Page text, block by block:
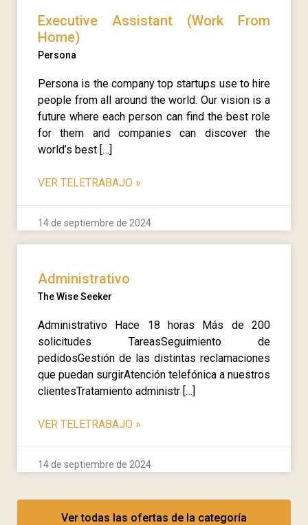
Executive Assistant (Work From
Home)
Persona
Persona is the company top startups use to hire
people from all around the world. Our vision is a
future where each person can find the best role
for them and companies can discover the
world’s best […]
VER TELETRABAJO »
14 de septiembre de 2024
Administrativo
The Wise Seeker
Administrativo Hace 18 horas Más de 200
solicitudes TareasSeguimiento de
pedidosGestión de las distintas reclamaciones
que puedan surgirAtención telefónica a nuestros
clientesTratamiento administr […]
VER TELETRABAJO »
14 de septiembre de 2024
Ver todas las ofertas de la categoría